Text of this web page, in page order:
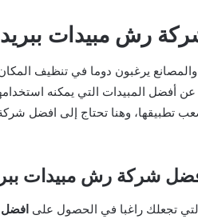
رش مبيدات
والمصانع يرغبون دوما في تنظيف
أفضل المبيدات التي يمكنه
تطبيقها، وهنا تحتاج إلى افضل
شركة رش مبيدات
تجعلك راغبا في الحصول على